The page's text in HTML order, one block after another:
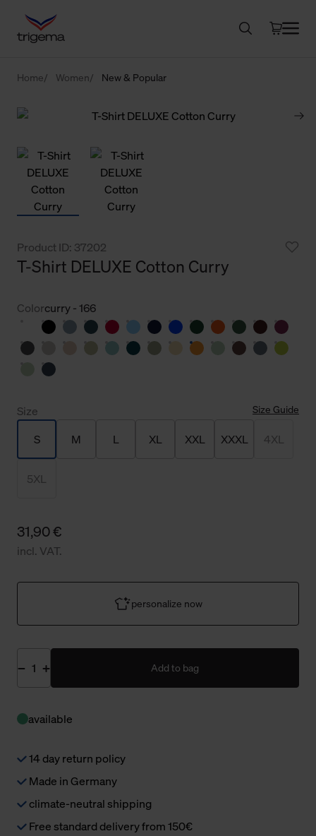
Home Women New & Popular
Product ID: 37202
T-Shirt DELUXE Cotton Curry
Colorcurry - 166
Size Size Guide
S M L XL XXL XXXL 4XL
5XL
31,90 €
incl. VAT.
personalize now
Add to bag
available
14 day return policy
Made in Germany
climate-neutral shipping
Free standard delivery from 150€